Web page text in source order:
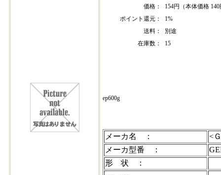
価格：
154円（本体価格
ポイント還元：
1%
送料：
別途
在庫数：
15
ep600g
メーカ名 ：
<
メーカ型番 ：
形 状 ：